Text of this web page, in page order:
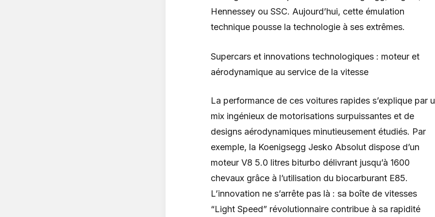
Hennessey ou SSC. Aujourd’hui, cette émulation
technique pousse la technologie à ses extrêmes.
Supercars et innovations technologiques : moteur et
aérodynamique au service de la vitesse
La performance de ces voitures rapides s’explique par
mix ingénieux de motorisations surpuissantes et de
designs aérodynamiques minutieusement étudiés. Par
exemple, la Koenigsegg Jesko Absolut dispose d’un
moteur V8 5.0 litres biturbo délivrant jusqu’à 1600
chevaux grâce à l’utilisation du biocarburant E85.
L’innovation ne s’arrête pas là : sa boîte de vitesses
“Light Speed” révolutionnaire contribue à sa rapidité